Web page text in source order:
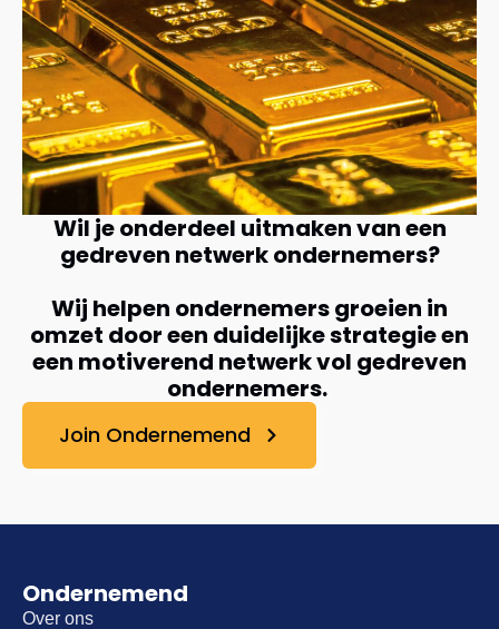
Wil je onderdeel uitmaken van een
gedreven netwerk ondernemers?
Wij helpen ondernemers groeien in
omzet door een duidelijke strategie en
een motiverend netwerk vol gedreven
ondernemers.
Join Ondernemend
Ondernemend
Over ons